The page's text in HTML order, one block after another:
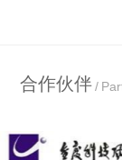
合作伙伴